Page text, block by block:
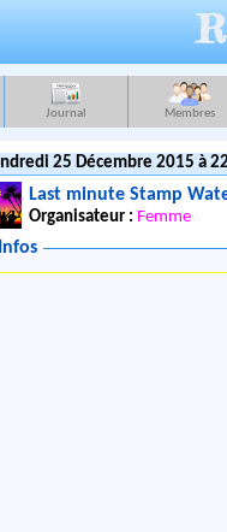
Journal Membres
25 Décembre 2015 à
Last minute Stamp
Organisateur : Femme
Infos